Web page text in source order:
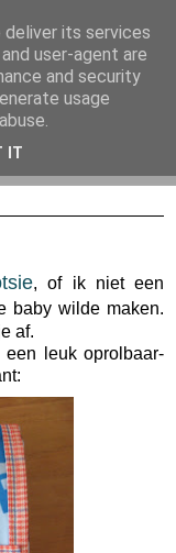
, of ik niet een
baby wilde maken.
af.
leuk oprolbaar-
its services
user-agent are
and security
usage
IT